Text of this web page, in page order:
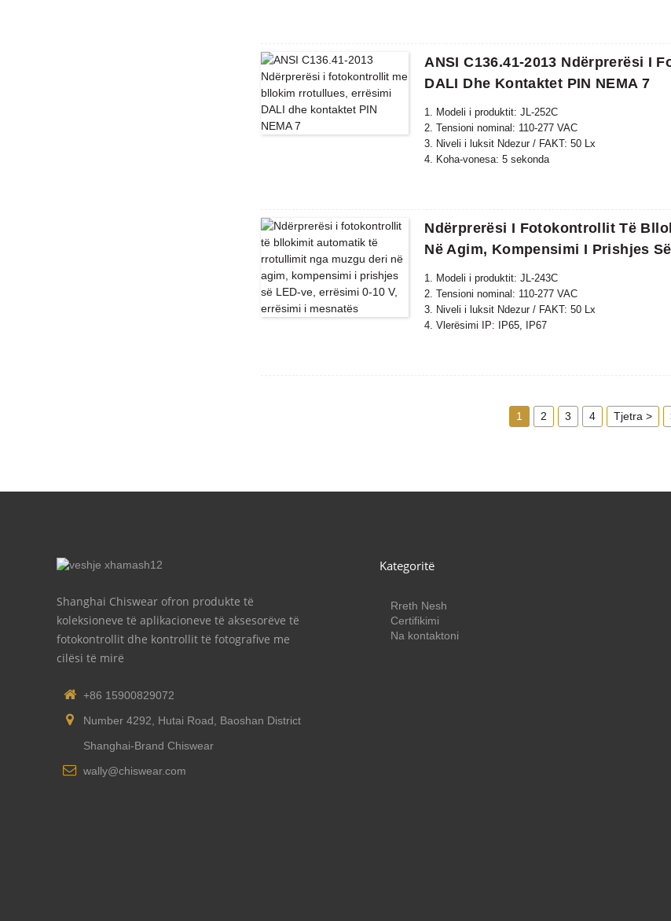
ANSI C136.41-2013 Ndërprerësi I
DALI Dhe Kontaktet PIN NEMA 7
1. Modeli i produktit: JL-252C
2. Tensioni nominal: 110-277 VAC
3. Niveli i luksit Ndezur / FAKT: 50 Lx
4. Koha-vonesa: 5 sekonda
Ndërprerësi I Fotokontrollit Të
Në Agim, Kompensimi I Prishjes
1. Modeli i produktit: JL-243C
2. Tensioni nominal: 110-277 VAC
3. Niveli i luksit Ndezur / FAKT: 50 Lx
4. Vlerësimi IP: IP65, IP67
1 2 3 4 Tjetra >
Shanghai Chiswear ofron produkte të
koleksioneve të aplikacioneve të aksesorëve të
fotokontrollit dhe kontrollit të fotografive me
cilësi të mirë
+86 15900829072
Number 4292, Hutai Road, Baoshan District
Shanghai-Brand Chiswear
wally@chiswear.com
Kategoritë
Rreth Nesh
Certifikimi
Na kontaktoni